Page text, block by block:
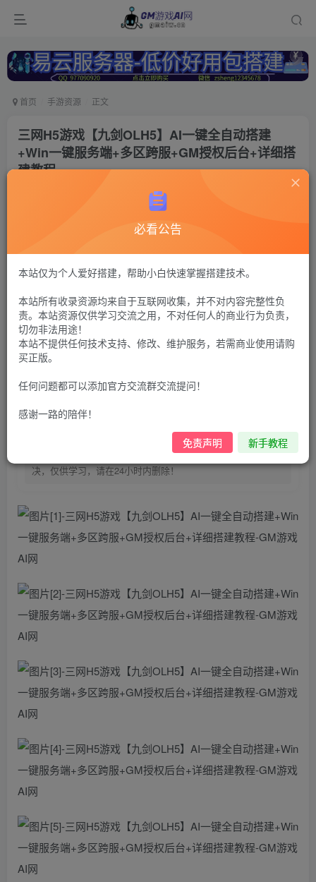
首页 手游资源 正文
三网H5游戏【九剑OLH5】AI一键全自动搭建
+Win一键服务端+多区跨服+GM授权后台+详细搭
建教程
九剑OL2
G币30 限时特惠
G币100
个人会员G币9.9 至尊会员 免费
购买前请先看完新手教程,未认真看完一切问题自行解决
点击查看
仅支持云服务器搭建，适用于小白快速搭建，只能确保安卓正
常进入游戏和后台使用，如有苹果请自测，游戏多少自带一些
bug，若后面因为bug或者其他原因导致游戏无法进入请自行解
决，仅供学习，请在24小时内删除！
付费资源
必看公告
本站仅为个人爱好搭建，帮助小白快速掌握搭建技术。
本站所有收录资源均来自于互联网收集，并不对内容完整性负
责。本站资源仅供学习交流之用，不对任何人的商业行为负责，
切勿非法用途！
本站不提供任何技术支持、修改、维护服务，若需商业使用请购
买正版。
任何问题都可以添加官方交流群交流提问！
感谢一路的陪伴！
免责声明 新手教程